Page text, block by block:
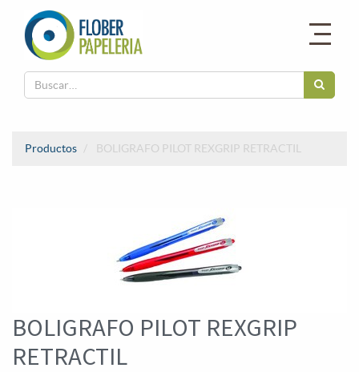
Productos BOLIGRAFO PILOT REXGRIP RETRACTIL
BOLIGRAFO PILOT REXGRIP
RETRACTIL